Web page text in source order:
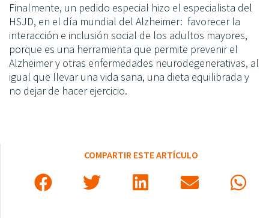
Finalmente, un pedido especial hizo el especialista del
HSJD, en el día mundial del Alzheimer: favorecer la
interacción e inclusión social de los adultos mayores,
porque es una herramienta que permite prevenir el
Alzheimer y otras enfermedades neurodegenerativas, al
igual que llevar una vida sana, una dieta equilibrada y
no dejar de hacer ejercicio.
COMPARTIR ESTE ARTÍCULO